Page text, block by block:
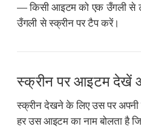
— किसी आइटम को एक उँगली से
उँगली से स्क्रीन पर टैप करें।
स्क्रीन पर आइटम देखें
स्क्रीन देखने के लिए उस पर
हर उस आइटम का नाम बोलता है